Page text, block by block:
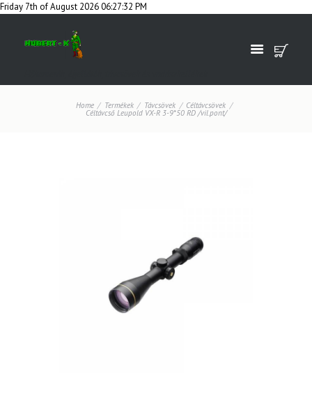
Friday 7th of August 2026 06:27:32 PM
Home Termékek Távcsövek Céltávcsövek
Céltávcső Leupold VX-R 3-9*50 RD /vil.pont/